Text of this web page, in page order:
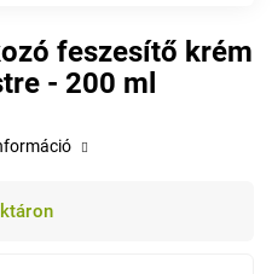
feszesítő krém
- 200 ml